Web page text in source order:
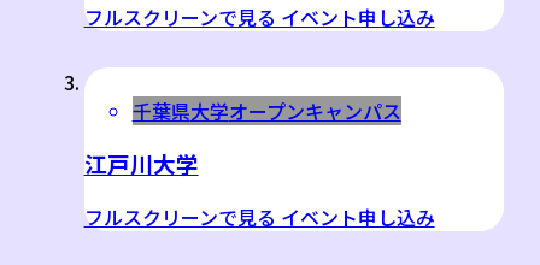
フルスクリーンで見る イベント申し込み
千葉県大学オープンキャンパス
江戸川大学
フルスクリーンで見る イベント申し込み